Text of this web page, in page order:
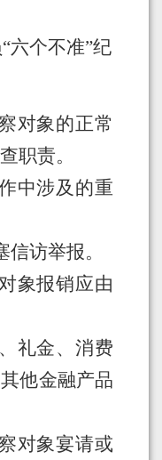
“六个不准”纪
对象的正常
职责。
中涉及的重
信访举报。
象报销应由
礼金、消费
他金融产品
对象宴请或